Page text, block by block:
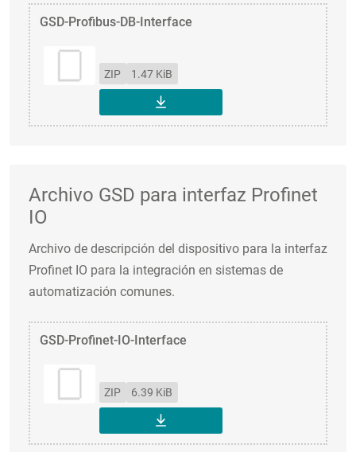
GSD-Profibus-DB-Interface
ZIP 1.47 KiB
DESCARGAR
Archivo GSD para interfaz Profinet
IO
Archivo de descripción del dispositivo para la interfaz
Profinet IO para la integración en sistemas de
automatización comunes.
GSD-Profinet-IO-Interface
ZIP 6.39 KiB
DESCARGAR